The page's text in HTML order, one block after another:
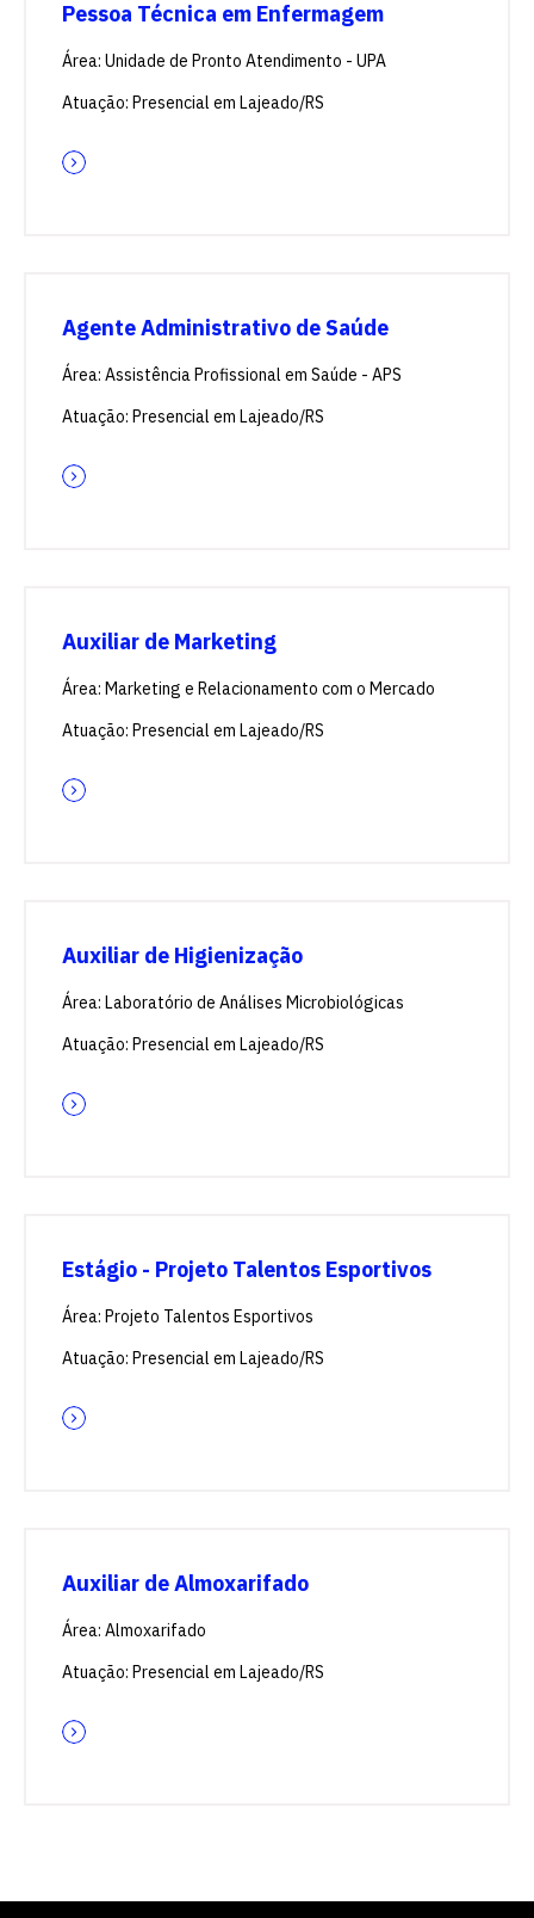
Pessoa Técnica em Enfermagem
Área: Unidade de Pronto Atendimento - UPA
Atuação: Presencial em Lajeado/RS
Agente Administrativo de Saúde
Área: Assistência Profissional em Saúde - APS
Atuação: Presencial em Lajeado/RS
Auxiliar de Marketing
Área: Marketing e Relacionamento com o Mercado
Atuação: Presencial em Lajeado/RS
Auxiliar de Higienização
Área: Laboratório de Análises Microbiológicas
Atuação: Presencial em Lajeado/RS
Estágio - Projeto Talentos Esportivos
Área: Projeto Talentos Esportivos
Atuação: Presencial em Lajeado/RS
Auxiliar de Almoxarifado
Área: Almoxarifado
Atuação: Presencial em Lajeado/RS
quer concorrer: